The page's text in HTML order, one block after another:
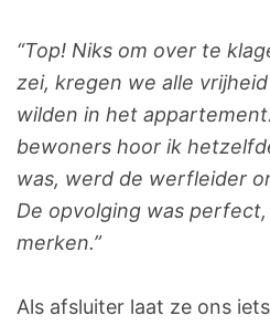
“Top! Niks om over te
zei, kregen we alle
wilden in het
bewoners hoor ik
was, werd de werfleider
De opvolging was
merken.”
Als afsluiter laat ze ons